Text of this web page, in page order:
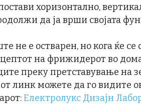
хоризонтално,
да ја врши својата
не е остварен, но кога ќе
на фрижидерот во
преку претставување на
линк можете да го видите
Електролукс Дизајн